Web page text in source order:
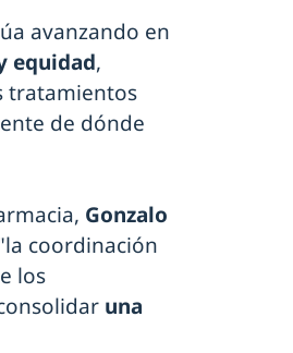
avanzando en
equidad,
tratamientos
de dónde
Gonzalo
coordinación
los
una